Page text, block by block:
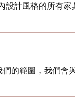
計風格的所有
的範圍，我們會